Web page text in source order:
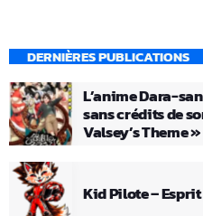
DERNIÈRES PUBLICATIONS
L’anime Dara-
sans crédits de
Valsey’s Theme »
Kid Pilote –